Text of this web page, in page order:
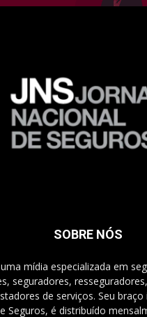
SOBRE NÓS
uma mídia especializada em
seguradores,
de serviços. Seu
Seguros, é distribuído